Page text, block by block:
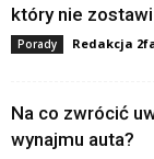
który nie
Porady Redakcja
Na co zwrócić
wynajmu auta?